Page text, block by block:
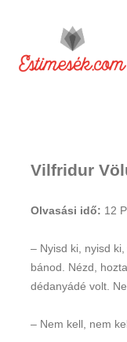
Vilfridur
Olvasási idő: 12
– Nyisd ki, nyisd
bánod. Nézd,
dédanyádé volt.
– Nem kell, nem